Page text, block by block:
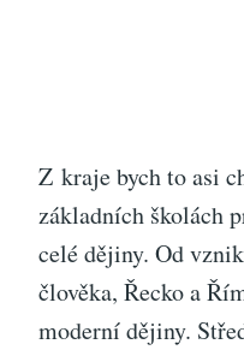
Z kraje bych to asi
základních školách
celé dějiny. Od
člověka, Řecko a
moderní dějiny.